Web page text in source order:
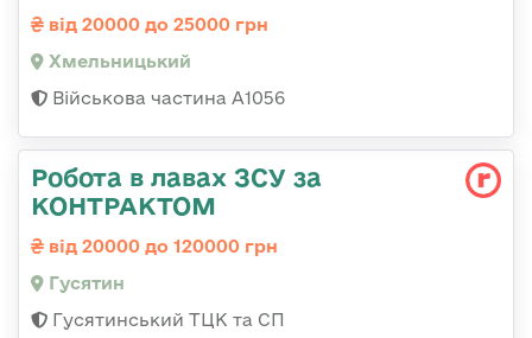
від 20000 до 25000 грн
Хмельницький
Військова частина А1056
Робота в лавах ЗСУ за
КОНТРАКТОМ
від 20000 до 120000 грн
Гусятин
Гусятинський ТЦК та СП